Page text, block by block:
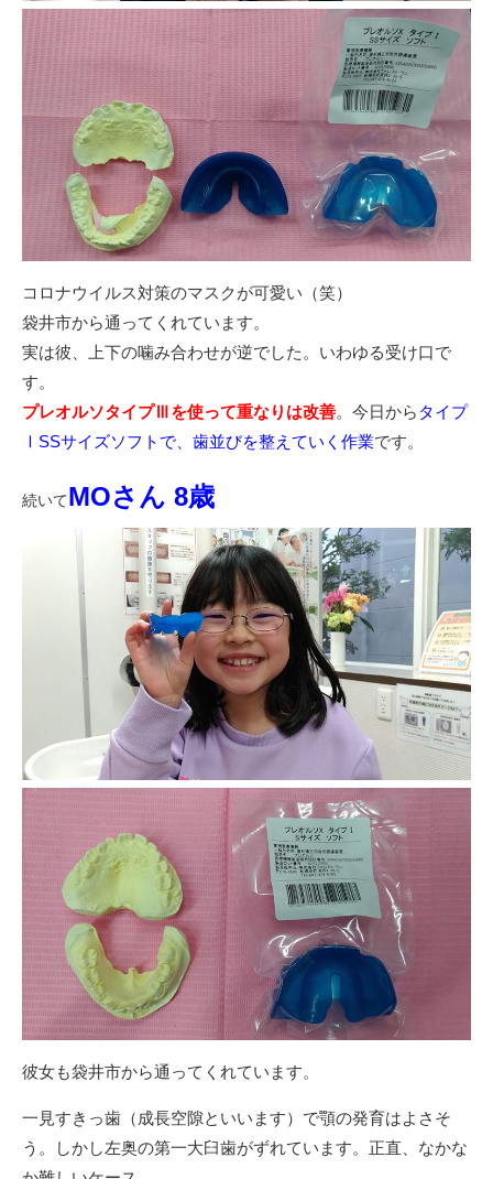
コロナウイルス対策のマスクが可愛い（笑）
袋井市から通ってくれています。
実は彼、上下の噛み合わせが逆でした。いわゆる受け口で
す。
プレオルソタイプⅢを使って重なりは改善。今日から タイプ
ⅠSSサイズソフトで、歯並びを整えていく作業です。
続いてMOさん 8歳
彼女も袋井市から通ってくれています。
一見すきっ歯（成長空隙といいます）で顎の発育はよさそ
う。しかし左奥の第一大臼歯がずれています。正直、なかな